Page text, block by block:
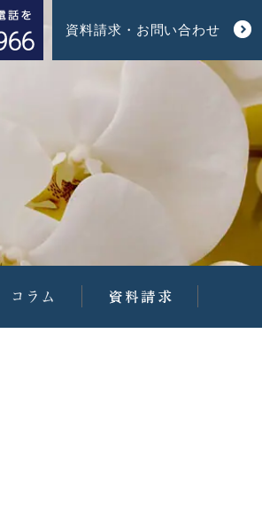
資料請求・お問い合わせ